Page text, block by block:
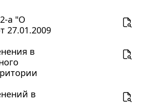
а "О
27.01.2009
в
в